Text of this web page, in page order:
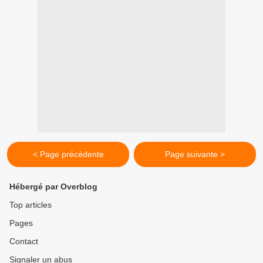
< Page précédente Page suivante >
Hébergé par Overblog
Top articles
Pages
Contact
Signaler un abus